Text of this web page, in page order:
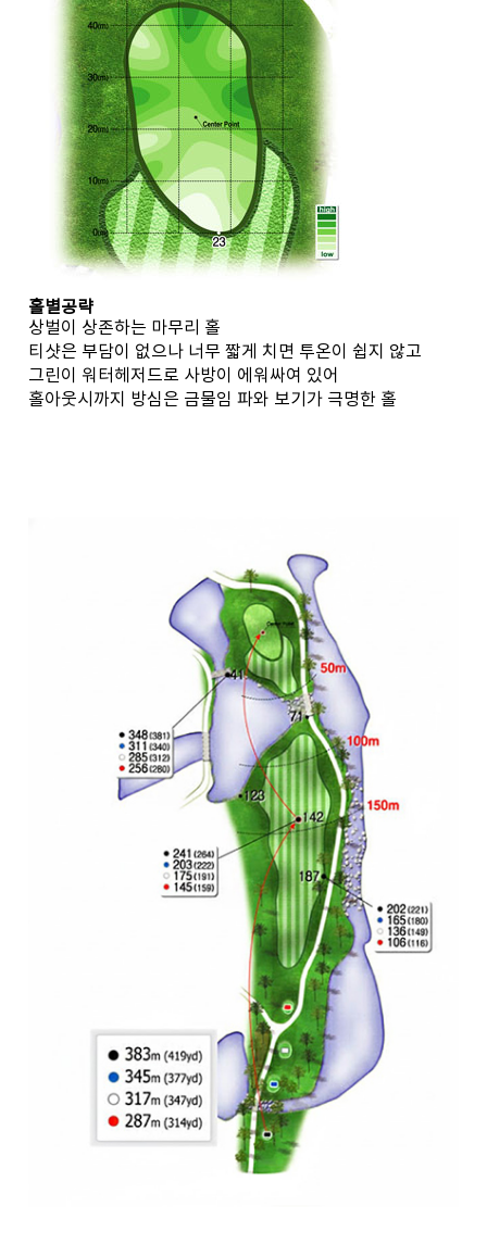
홀별공략
상벌이 상존하는 마무리 홀
티샷은 부담이 없으나 너무 짧게 치면 투온이 쉽지 않고
그린이 워터헤저드로 사방이 에워싸여 있어
홀아웃시까지 방심은 금물임 파와 보기가 극명한 홀